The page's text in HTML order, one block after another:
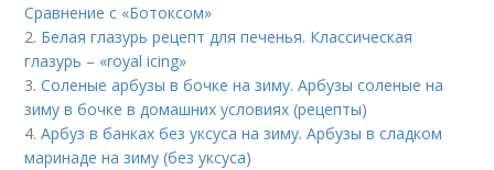
Сравнение с «Ботоксом»
2. Белая глазурь рецепт для печенья. Классическая
глазурь – «royal icing»
3.Соленые арбузы в бочке на зиму. Арбузы соленые на
зиму в бочке в домашних условиях (рецепты)
4.Арбуз в банках без уксуса на зиму. Арбузы в сладком
маринаде на зиму (без уксуса)